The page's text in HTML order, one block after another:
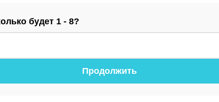
будет 1 - 8?
Продолжить